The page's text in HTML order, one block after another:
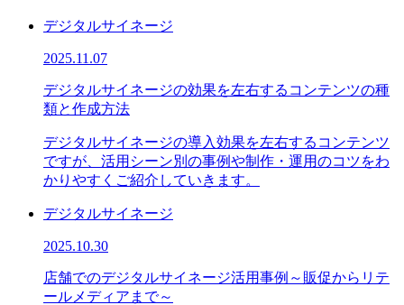
デジタルサイネージ
2025.11.07
デジタルサイネージの効果を左右するコンテンツの種
類と作成方法
デジタルサイネージの導入効果を左右するコンテンツ
ですが、活用シーン別の事例や制作・運用のコツをわ
かりやすくご紹介していきます。
デジタルサイネージ
2025.10.30
店舗でのデジタルサイネージ活用事例～販促からリテ
ールメディアまで～